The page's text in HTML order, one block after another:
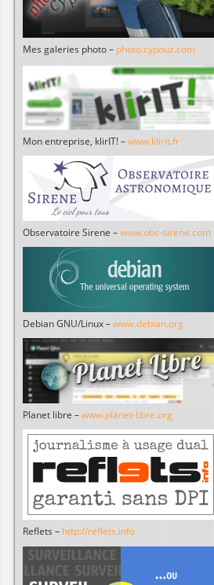
Mes galeries photo – photo.cypouz.com
Mon entreprise, klirIT! – www.klirit.fr
Observatoire Sirene – www.obs-sirene.com
Debian GNU/Linux – www.debian.org
Planet libre – www.planet-libre.org
Reflets – http://reflets.info